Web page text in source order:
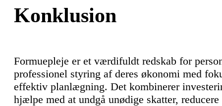
Konklusion
Formuepleje er et værdifuldt redskab for
professionel styring af deres økonomi med
effektiv planlægning. Det kombinerer
hjælpe med at undgå unødige skatter,